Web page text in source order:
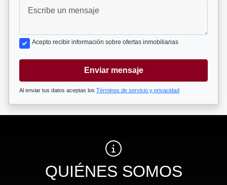
Acepto recibir información sobre ofertas inmobiliarias
Enviar mensaje
Al enviar tus datos aceptas los Términos de servicio y privacidad
QUIÉNES SOMOS